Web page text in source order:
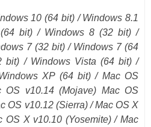
10 (64 bit) / Windows 8.1
64 bit) / Windows 8 (32 bit) /
7 (32 bit) / Windows 7 (64
bit) / Windows Vista (64 bit) /
XP (64 bit)/ Mac OS
OS v10.14 (Mojave) Mac OS
OS v10.12 (Sierra)/ Mac OS X
OS X v10.10 (Yosemite) / Mac